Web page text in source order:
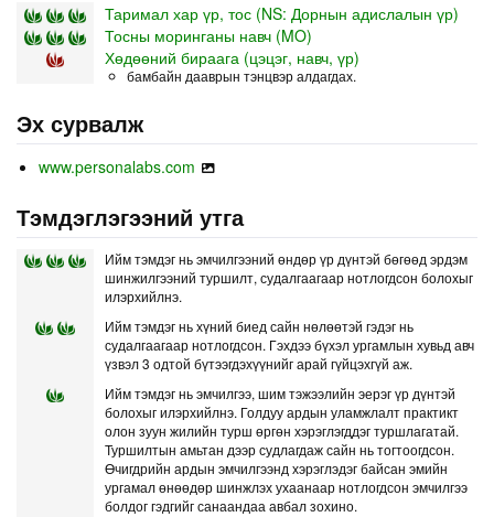
Таримал хар үр, тос (NS: Дорнын адислалын үр)
Тосны моринганы навч (MO)
Хөдөөний бираага (цэцэг, навч, үр)
бамбайн дааврын тэнцвэр алдагдах.
Эх сурвалж
www.personalabs.com
Тэмдэглэгээний утга
Ийм тэмдэг нь эмчилгээний өндөр үр дүнтэй бөгөөд эрдэм
шинжилгээний туршилт, судалгаагаар нотлогдсон болохыг
илэрхийлнэ.
Ийм тэмдэг нь хүний биед сайн нөлөөтэй гэдэг нь
судалгаагаар нотлогдсон. Гэхдээ бүхэл ургамлын хувьд авч
үзвэл 3 одтой бүтээгдэхүүнийг арай гүйцэхгүй аж.
Ийм тэмдэг нь эмчилгээ, шим тэжээлийн эерэг үр дүнтэй
болохыг илэрхийлнэ. Голдуу ардын уламжлалт практикт
олон зуун жилийн турш өргөн хэрэглэгддэг туршлагатай.
Туршилтын амьтан дээр судлагдаж сайн нь тогтоогдсон.
Өчигдрийн ардын эмчилгээнд хэрэглэдэг байсан эмийн
ургамал өнөөдөр шинжлэх ухаанаар нотлогдсон эмчилгээ
болдог гэдгийг санаандаа авбал зохино.